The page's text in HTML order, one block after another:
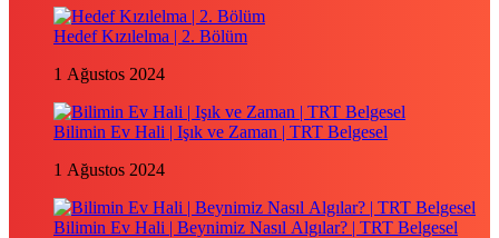
Hedef Kızılelma | 2. Bölüm
1 Ağustos 2024
Bilimin Ev Hali | Işık ve Zaman | TRT Belgesel
1 Ağustos 2024
Bilimin Ev Hali | Beynimiz Nasıl Algılar? | TRT Belgesel